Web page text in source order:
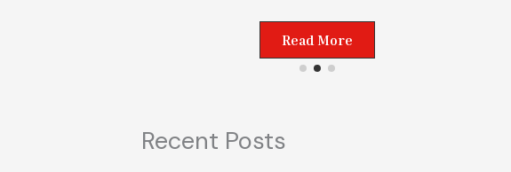
Read More
Recent Posts